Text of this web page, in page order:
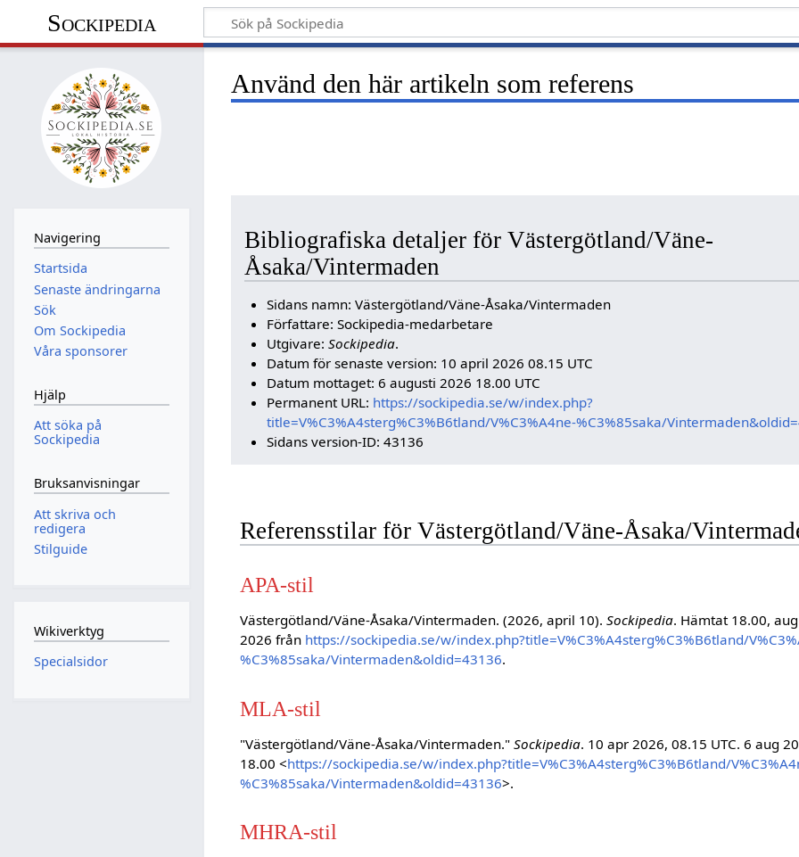
Sockipedia
Använd den här artikeln som referens
Bibliografiska detaljer för Västergötland/Väne-
Åsaka/Vintermaden
Sidans namn: Västergötland/Väne-Åsaka/Vintermaden
Författare: Sockipedia-medarbetare
Utgivare: Sockipedia.
Datum för senaste version: 10 april 2026 08.15 UTC
Datum mottaget: 6 augusti 2026 18.00 UTC
Permanent URL: https://sockipedia.se/w/index.php?
title=V%C3%A4sterg%C3%B6tland/V%C3%A4ne-%C3%85saka/
Sidans version-ID: 43136
Referensstilar för Västergötland/Väne-Åsaka/
APA-stil
Västergötland/Väne-Åsaka/Vintermaden. (2026, april 10).Sockipedia. Hämtat 18.00,
2026 från https://sockipedia.se/w/index.php?title=V%C3%A4sterg%C3%B6tland/
%C3%85saka/Vintermaden&oldid=43136.
MLA-stil
"Västergötland/Väne-Åsaka/Vintermaden."Sockipedia. 10 apr 2026, 08.15 UTC. 6 aug
18.00 <https://sockipedia.se/w/index.php?title=V%C3%A4sterg%C3%B6tland/
%C3%85saka/Vintermaden&oldid=43136>.
MHRA-stil
Navigering
Startsida
Senaste ändringarna
Sök
Om Sockipedia
Våra sponsorer
Hjälp
Att söka på
Sockipedia
Bruksanvisningar
Att skriva och
redigera
Stilguide
Wikiverktyg
Specialsidor